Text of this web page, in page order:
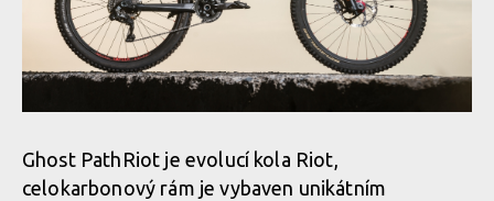
Ghost PathRiot je evolucí kola Riot,
celokarbonový rám je vybaven unikátním